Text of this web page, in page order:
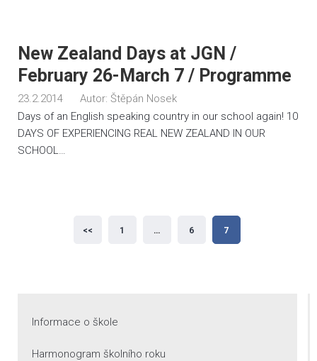
New Zealand Days at JGN /
February 26-March 7 / Programme
23.2.2014 Autor: Štěpán Nosek
Days of an English speaking country in our school again! 10
DAYS OF EXPERIENCING REAL NEW ZEALAND IN OUR
SCHOOL…
Stránkování
<< 1 … 6 7
Informace o škole
Harmonogram školního roku